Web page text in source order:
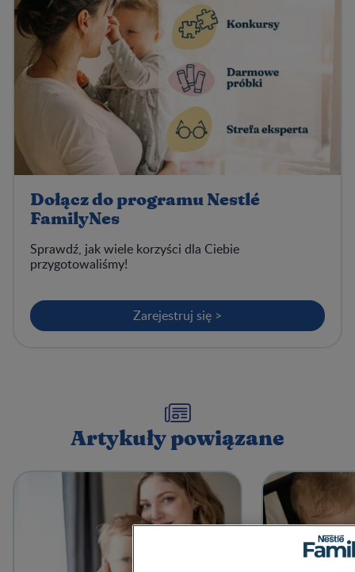
Dołącz do programu Nestlé
FamilyNes
Sprawdź, jak wiele korzyści dla Ciebie
przygotowaliśmy!
Zarejestruj się >
Artykuły powiązane